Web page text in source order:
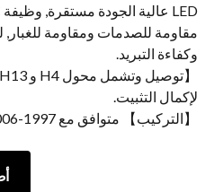
مقاومة للصدمات ومقاومة للغبار,
وكفاءة التبريد.
لإكمال التثبيت.
【التركيب】 متوافق مع 1997-2006 Jeep Wrangler TJ LJ